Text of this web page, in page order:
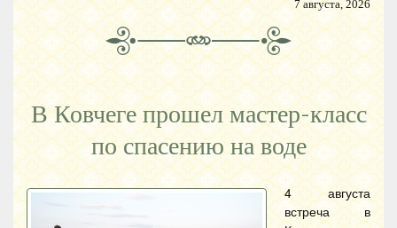
7 августа, 2026
В Ковчеге прошел мастер-класс
по спасению на воде
4 августа
встреча в